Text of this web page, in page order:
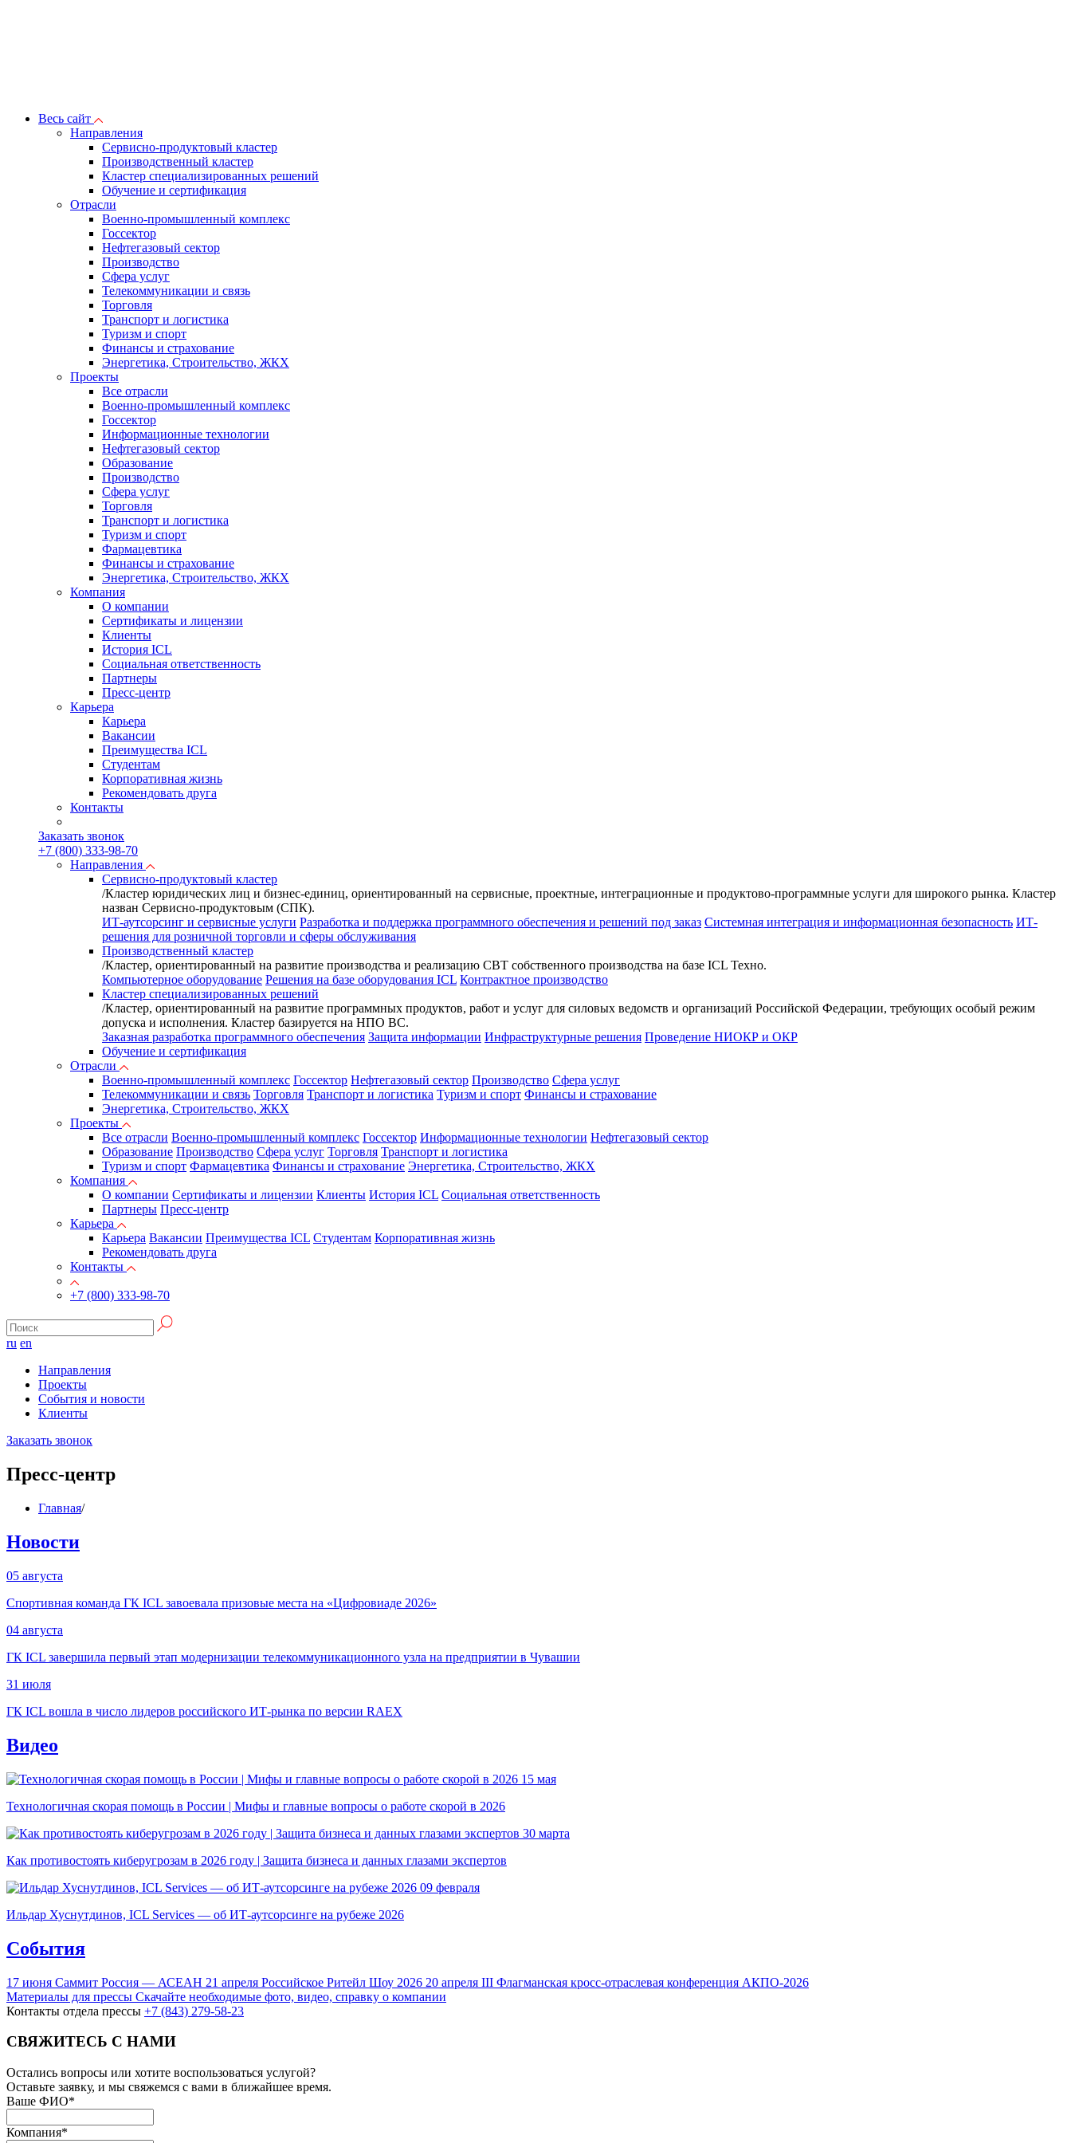
Весь сайт
Направления
Сервисно-продуктовый кластер
Производственный кластер
Кластер специализированных решений
Обучение и сертификация
Отрасли
Военно-промышленный комплекс
Госсектор
Нефтегазовый сектор
Производство
Сфера услуг
Телекоммуникации и связь
Торговля
Транспорт и логистика
Туризм и спорт
Финансы и страхование
Энергетика, Строительство, ЖКХ
Проекты
Все отрасли
Военно-промышленный комплекс
Госсектор
Информационные технологии
Нефтегазовый сектор
Образование
Производство
Сфера услуг
Торговля
Транспорт и логистика
Туризм и спорт
Фармацевтика
Финансы и страхование
Энергетика, Строительство, ЖКХ
Компания
О компании
Сертификаты и лицензии
Клиенты
История ICL
Социальная ответственность
Партнеры
Пресс-центр
Карьера
Карьера
Вакансии
Преимущества ICL
Студентам
Корпоративная жизнь
Рекомендовать друга
Контакты
Заказать звонок
+7 (800) 333-98-70
Направления
Сервисно-продуктовый кластер
/Кластер юридических лиц и бизнес-единиц, ориентированный на сервисные, проектные, интеграционные и продуктово-программные услуги для широкого рынка. Кластер
назван Сервисно-продуктовым (СПК).
ИТ-аутсорсинг и сервисные услуги Разработка и поддержка программного обеспечения и решений под заказ Системная интеграция и информационная безопасность ИТ-
решения для розничной торговли и сферы обслуживания
Производственный кластер
/Кластер, ориентированный на развитие производства и реализацию СВТ собственного производства на базе ICL Техно.
Компьютерное оборудование Решения на базе оборудования ICL Контрактное производство
Кластер специализированных решений
/Кластер, ориентированный на развитие программных продуктов, работ и услуг для силовых ведомств и организаций Российской Федерации, требующих особый режим
допуска и исполнения. Кластер базируется на НПО ВС.
Заказная разработка программного обеспечения Защита информации Инфраструктурные решения Проведение НИОКР и ОКР
Обучение и сертификация
Отрасли
Военно-промышленный комплекс Госсектор Нефтегазовый сектор Производство Сфера услуг
Телекоммуникации и связь Торговля Транспорт и логистика Туризм и спорт Финансы и страхование
Энергетика, Строительство, ЖКХ
Проекты
Все отрасли Военно-промышленный комплекс Госсектор Информационные технологии Нефтегазовый сектор
Образование Производство Сфера услуг Торговля Транспорт и логистика
Туризм и спорт Фармацевтика Финансы и страхование Энергетика, Строительство, ЖКХ
Компания
О компании Сертификаты и лицензии Клиенты История ICL Социальная ответственность
Партнеры Пресс-центр
Карьера
Карьера Вакансии Преимущества ICL Студентам Корпоративная жизнь
Рекомендовать друга
Контакты
+7 (800) 333-98-70
ru en
Направления
Проекты
События и новости
Клиенты
Заказать звонок
Пресс-центр
Главная/
Новости
05 августа
Спортивная команда ГК ICL завоевала призовые места на «Цифровиаде 2026»
04 августа
ГК ICL завершила первый этап модернизации телекоммуникационного узла на предприятии в Чувашии
31 июля
ГК ICL вошла в число лидеров российского ИТ-рынка по версии RAEX
Видео
15 мая
Технологичная скорая помощь в России | Мифы и главные вопросы о работе скорой в 2026
30 марта
Как противостоять киберугрозам в 2026 году | Защита бизнеса и данных глазами экспертов
09 февраля
Ильдар Хуснутдинов, ICL Services — об ИТ-аутсорсинге на рубеже 2026
События
17 июня Саммит Россия — АСЕАН 21 апреля Российское Ритейл Шоу 2026 20 апреля III Флагманская кросс-отраслевая конференция АКПО-2026
Материалы для прессы Скачайте необходимые фото, видео, справку о компании
Контакты отдела прессы +7 (843) 279-58-23
СВЯЖИТЕСЬ С НАМИ
Остались вопросы или хотите воспользоваться услугой?
Оставьте заявку, и мы свяжемся с вами в ближайшее время.
Ваше ФИО*
Компания*